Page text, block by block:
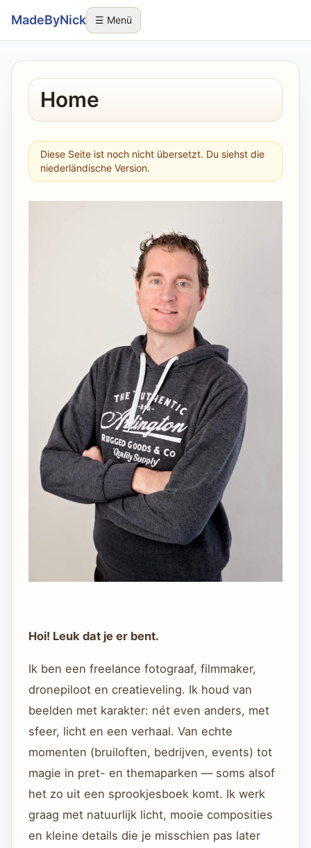
Navigation überspringen
MadeByNick ☰ Menü
Home
Diese Seite ist noch nicht übersetzt. Du siehst die
niederländische Version.
Hoi! Leuk dat je er bent.
Ik ben een freelance fotograaf, filmmaker,
dronepiloot en creatieveling. Ik houd van
beelden met karakter: nét even anders, met
sfeer, licht en een verhaal. Van echte
momenten (bruiloften, bedrijven, events) tot
magie in pret- en themaparken — soms alsof
het zo uit een sprookjesboek komt. Ik werk
graag met natuurlijk licht, mooie composities
en kleine details die je misschien pas later